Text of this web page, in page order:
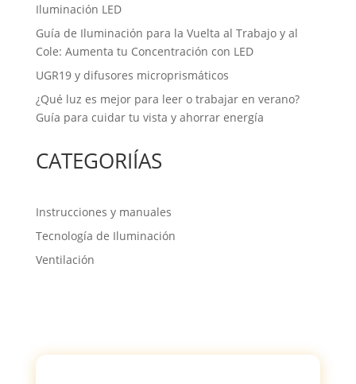
Iluminación LED
Guía de Iluminación para la Vuelta al Trabajo y al
Cole: Aumenta tu Concentración con LED
UGR19 y difusores microprismáticos
¿Qué luz es mejor para leer o trabajar en verano?
Guía para cuidar tu vista y ahorrar energía
CATEGORIÍAS
Instrucciones y manuales
Tecnología de Iluminación
Ventilación